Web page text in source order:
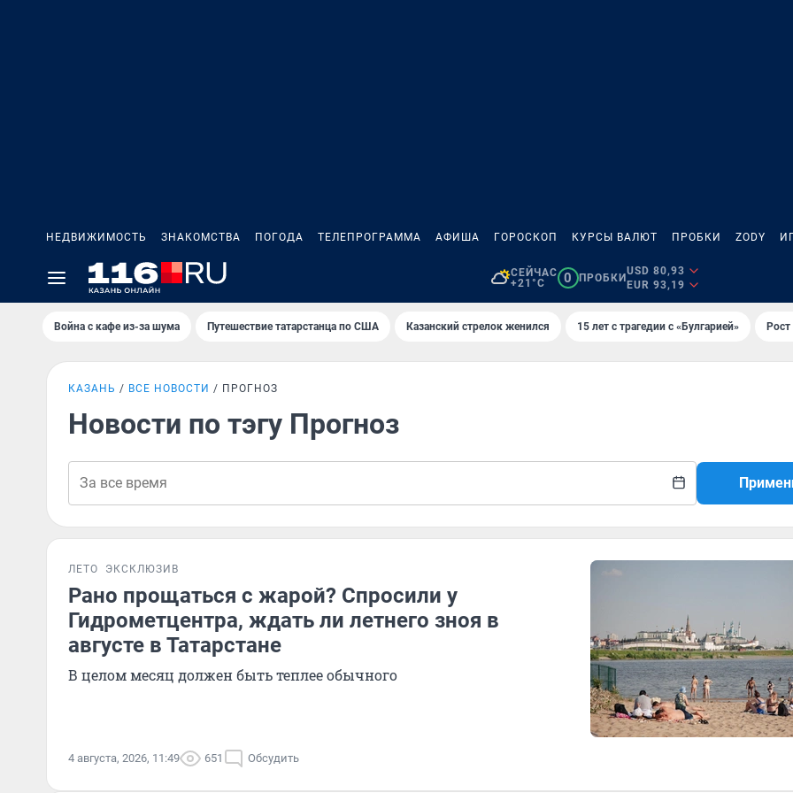
НЕДВИЖИМОСТЬ ЗНАКОМСТВА ПОГОДА ТЕЛЕПРОГРАММА АФИША ГОРОСКОП КУРСЫ ВАЛЮТ ПРОБКИ ZODY
СЕЙЧАС
+21°C
0 ПРОБКИ
USD 80,93
EUR 93,19
Война с кафе из-за шума Путешествие татарстанца по США Казанский стрелок женился 15 лет с трагедии с «Булгарией»
КАЗАНЬ ВСЕ НОВОСТИ ПРОГНОЗ
Новости по тэгу Прогноз
ЛЕТО ЭКСКЛЮЗИВ
Рано прощаться с жарой? Спросили у
Гидрометцентра, ждать ли летнего зноя в
августе в Татарстане
В целом месяц должен быть теплее обычного
4 августа, 2026, 11:49 651 Обсудить